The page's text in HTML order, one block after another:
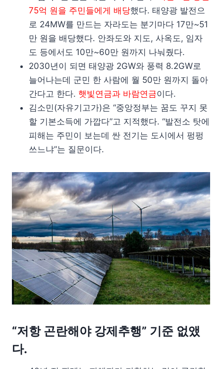
75억 원을 주민들에게 배당했다. 태양광 발전으
로 24MW를 만드는 자라도는 분기마다 17만~51
만 원을 배당했다. 안좌도와 지도, 사옥도, 임자
도 등에서도 10만~60만 원까지 나눠줬다.
2030년이 되면 태양광 2GW와 풍력 8.2GW로
늘어나는데 군민 한 사람에 월 50만 원까지 돌아
간다고 한다. 햇빛연금과 바람연금이다.
김소민(자유기고가)은 “중앙정부는 꿈도 꾸지 못
할 기본소득에 가깝다”고 지적했다. “발전소 탓에
피해는 주민이 보는데 싼 전기는 도시에서 펑펑
쓰느냐”는 질문이다.
“저항 곤란해야 강제추행” 기준 없앴
다.